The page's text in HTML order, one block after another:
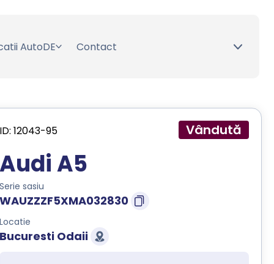
AutoDE Contact
ID: 12043-95 Vândută
Audi A5
Serie sasiu
WAUZZZF5XMA032830
Locatie
Bucuresti Odaii